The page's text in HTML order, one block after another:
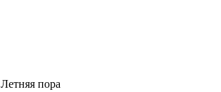
Летняя пора